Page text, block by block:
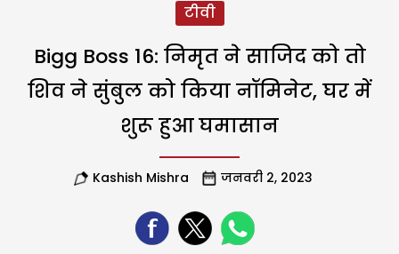
टीवी
Bigg Boss 16: निमृत ने साजिद को तो
शिव ने सुंबुल को किया नॉमिनेट, घर में
शुरू हुआ घमासान
Kashish Mishra जनवरी 2, 2023